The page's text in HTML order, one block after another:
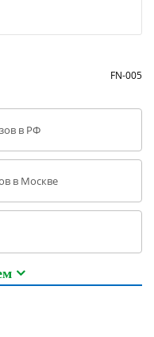
FN-005
в РФ
в Москве